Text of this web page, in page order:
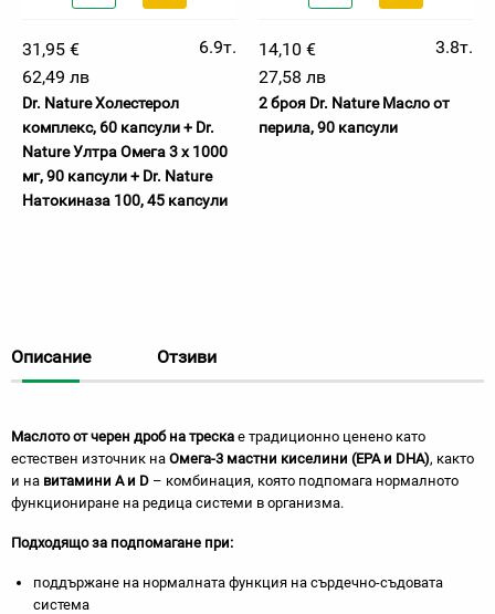
31,95 €
6.9т.
62,49 лв
Dr. Nature Холестерол
комплекс, 60 капсули + Dr.
Nature Ултра Омега 3 х 1000
мг, 90 капсули + Dr. Nature
Натокиназа 100, 45 капсули
14,10 €
3.8т.
27,58 лв
2 броя Dr. Nature Масло от
перила, 90 капсули
Описание Отзиви
Маслото от черен дроб на треска е традиционно ценено като
естествен източник на Омега-3 мастни киселини (EPA и DHA), както
и на витамини А и D – комбинация, която подпомага нормалното
функциониране на редица системи в организма.
Подходящо за подпомагане при:
поддържане на нормалната функция на сърдечно-съдовата
система